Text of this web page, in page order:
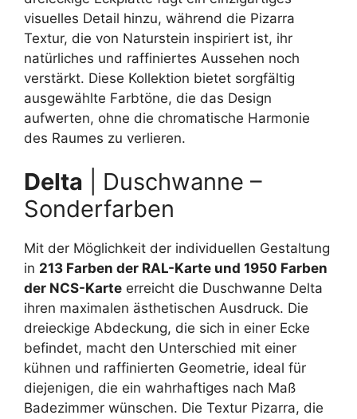
visuelles Detail hinzu, während die Pizarra
Textur, die von Naturstein inspiriert ist, ihr
natürliches und raffiniertes Aussehen noch
verstärkt. Diese Kollektion bietet sorgfältig
ausgewählte Farbtöne, die das Design
aufwerten, ohne die chromatische Harmonie
des Raumes zu verlieren.
Delta | Duschwanne –
Sonderfarben
Mit der Möglichkeit der individuellen Gestaltung
in 213 Farben der RAL-Karte und 1950 Farben
der NCS-Karte erreicht die Duschwanne Delta
ihren maximalen ästhetischen Ausdruck. Die
dreieckige Abdeckung, die sich in einer Ecke
befindet, macht den Unterschied mit einer
kühnen und raffinierten Geometrie, ideal für
diejenigen, die ein wahrhaftiges nach Maß
Badezimmer wünschen. Die Textur Pizarra, die